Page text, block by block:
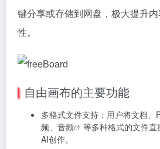
键分享或存储到网盘，极大提升
性。
自由画布的主要功能
多格式文件支持：用户将文档、
频、 音频
等多种格式的文件
AI创作。